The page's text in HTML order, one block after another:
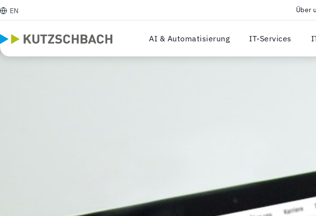
EN Über
AI & Automatisierung IT-Services